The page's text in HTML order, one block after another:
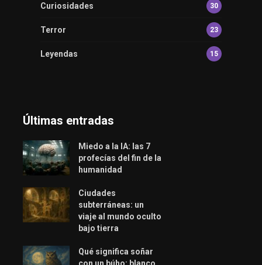
Curiosidades 30
Terror 23
Leyendas 15
Últimas entradas
Miedo a la IA: las 7
profecías del fin de la
humanidad
Ciudades
subterráneas: un
viaje al mundo oculto
bajo tierra
Qué significa soñar
con un búho: blanco,